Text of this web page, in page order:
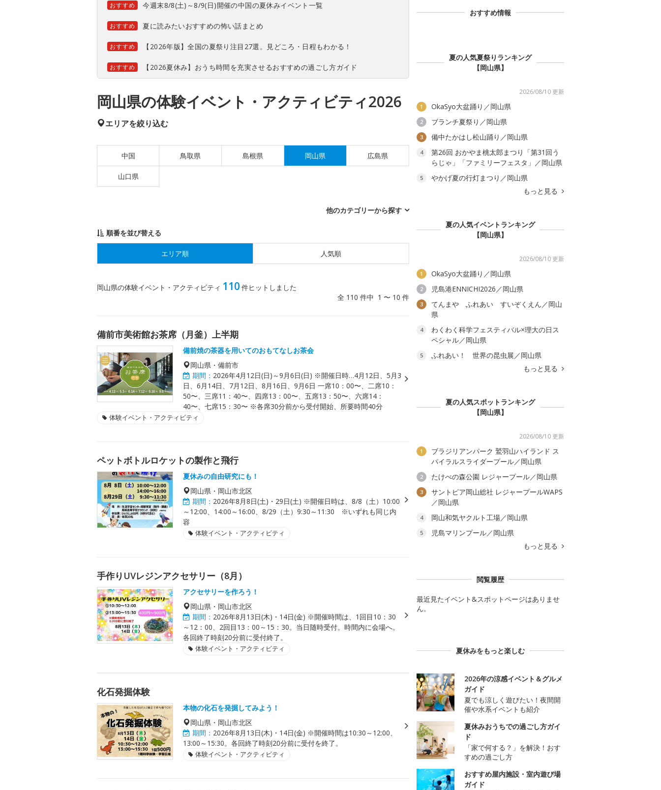
おすすめ 今週末8/8(土)～8/9(日)開催の中国の夏休みイベント一覧
おすすめ 夏に読みたいおすすめの怖い話まとめ
おすすめ 【2026年版】全国の夏祭り注目27選。見どころ・日程もわかる！
おすすめ 【2026夏休み】おうち時間を充実させるおすすめの過ごし方ガイド
岡山県の体験イベント・アクティビティ2026
エリアを絞り込む
中国 鳥取県 島根県 岡山県 広島県
山口県
他のカテゴリーから探す
順番を並び替える
エリア順 人気順
岡山県の体験イベント・アクティビティ 110 件ヒットしました
全 110 件中 1 〜 10 件
備前市美術館お茶席（月釜）上半期
備前焼の茶器を用いてのおもてなしお茶会
岡山県・備前市
期間： 2026年4月12日(日)～9月6日(日) ※開催日時…4月12日、5月3
日、6月14日、7月12日、8月16日、9月6日 一席10：00〜、二席10：
50〜、三席11：40〜、四席13：00〜、五席13：50〜、六席14：
40〜、七席15：30〜 ※各席30分前から受付開始、所要時間40分
体験イベント・アクティビティ
ペットボトルロケットの製作と飛行
夏休みの自由研究にも！
岡山県・岡山市北区
期間： 2026年8月8日(土)・29日(土) ※開催日時は、8/8（土）10:00
～12:00、14:00～16:00、8/29（土）9:30～11:30 ※いずれも同じ内
容
体験イベント・アクティビティ
手作りUVレジンアクセサリー（8月）
アクセサリーを作ろう！
岡山県・岡山市北区
期間： 2026年8月13日(木)・14日(金) ※開催時間は、1回目10：30
～12：00、2回目13：00～15：30。当日随時受付。時間内に会場へ。
各回終了時刻20分前に受付終了。
体験イベント・アクティビティ
化石発掘体験
本物の化石を発掘してみよう！
岡山県・岡山市北区
期間： 2026年8月13日(木)・14日(金) ※開催時間は10:30～12:00、
13:00～15:30。各回終了時刻20分前に受付を終了。
体験イベント・アクティビティ
おすすめ情報
夏の人気夏祭りランキング
【岡山県】
2026/08/10 更新
1 OkaSyo大盆踊り／岡山県
2 ブランチ夏祭り／岡山県
3 備中たかはし松山踊り／岡山県
4
第26回 おかやま桃太郎まつり「第31回う
らじゃ」「ファミリーフェスタ」／岡山県
5
やかげ夏の行灯まつり／岡山県
もっと見る
夏の人気イベントランキング
【岡山県】
2026/08/10 更新
1 OkaSyo大盆踊り／岡山県
2 児島港ENNICHI2026／岡山県
3
てんまや ふれあい すいぞくえん／岡山
県
4
わくわく科学フェスティバル×理大の日ス
ペシャル／岡山県
5
ふれあい！ 世界の昆虫展／岡山県
もっと見る
夏の人気スポットランキング
【岡山県】
2026/08/10 更新
1
ブラジリアンパーク 鷲羽山ハイランド ス
パイラルスライダープール／岡山県
2 たけべの森公園 レジャープール／岡山県
3
サントピア岡山総社 レジャープールWAPS
／岡山県
4 岡山和気ヤクルト工場／岡山県
5
児島マリンプール／岡山県
もっと見る
閲覧履歴
最近見たイベント&スポットページはありませ
ん。
夏休みをもっと楽しむ
2026年の涼感イベント＆グルメ
ガイド
夏でも涼しく遊びたい！夜間開
催や水系イベントも紹介
夏休みおうちでの過ごし方ガイ
ド
「家で何する？」を解決！おす
すめの過ごし方
おすすめ屋内施設・室内遊び場
ガイド